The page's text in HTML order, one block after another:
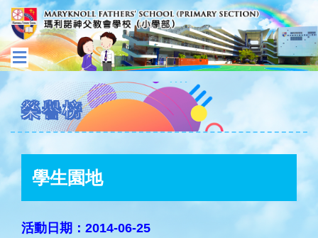
榮譽榜
學生園地
活動日期：2014-06-25